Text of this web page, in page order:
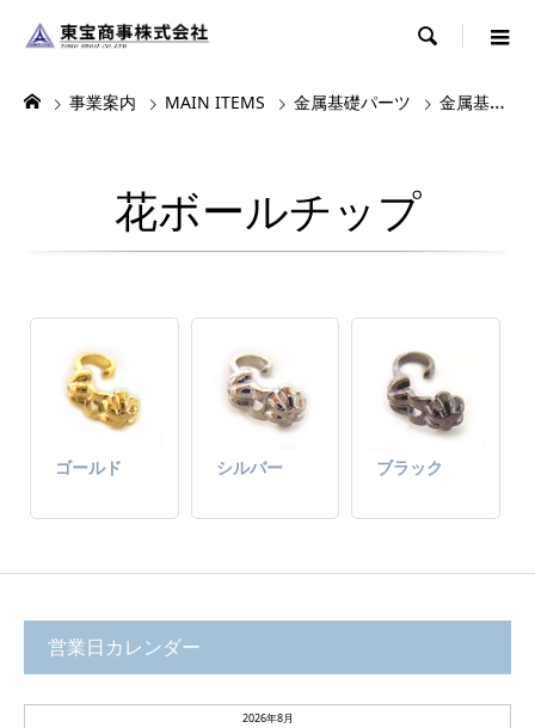

事業案内 MAIN ITEMS 金属基礎パーツ 金属基礎パーツ1
花ボールチップ
ゴールド シルバー ブラック
営業日カレンダー
2026年8月